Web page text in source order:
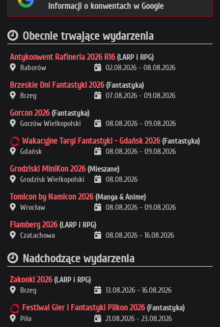
informacji o konwentach w Google
Obecnie trwające wydarzenia
Antykonwent Rafineria 2026 R16 (LARP i RPG)
Baborów
02.08.2026 - 08.08.2026
Brzeskie Dni Fantastyki 2026 (Fantastyka)
Brzeg
07.08.2026 - 09.08.2026
Gorcon 2026 (Fantastyka)
Gorzów Wielkopolski
08.08.2026 - 09.08.2026
Wakacyjne Targi Fantastyki - Gdańsk 2026 (Fantastyka)
Gdańsk
08.08.2026 - 09.08.2026
Grodziski MiniKon 2026 (Mieszane)
Grodzisk Wielkopolski
08.08.2026
Tomicon by Namicon 2026 (Manga & Anime)
Wrocław
08.08.2026 - 09.08.2026
Flamberg 2026 (LARP i RPG)
Czatachowa
08.08.2026 - 16.08.2026
Nadchodzące wydarzenia
Zakonki 2026 (LARP i RPG)
Brzeg
13.08.2026 - 16.08.2026
Festiwal Gier i Fantastyki Pilkon 2026 (Fantastyka)
Piła
21.08.2026 - 23.08.2026